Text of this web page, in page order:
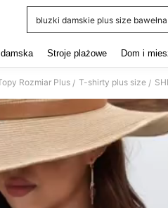
bluzki damskie plus size bawełna
Stroje plażowe Dom i
Rozmiar Plus / T-shirty plus size /